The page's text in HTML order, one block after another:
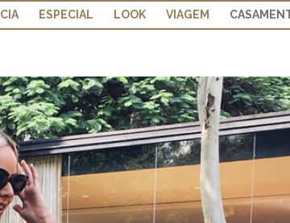
ESPECIAL LOOK VIAGEM